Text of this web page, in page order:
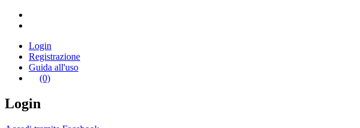
Login
Registrazione
Guida all'uso
(0)
Login